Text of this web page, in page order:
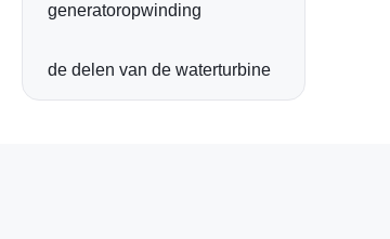
generatoropwinding
de delen van de waterturbine